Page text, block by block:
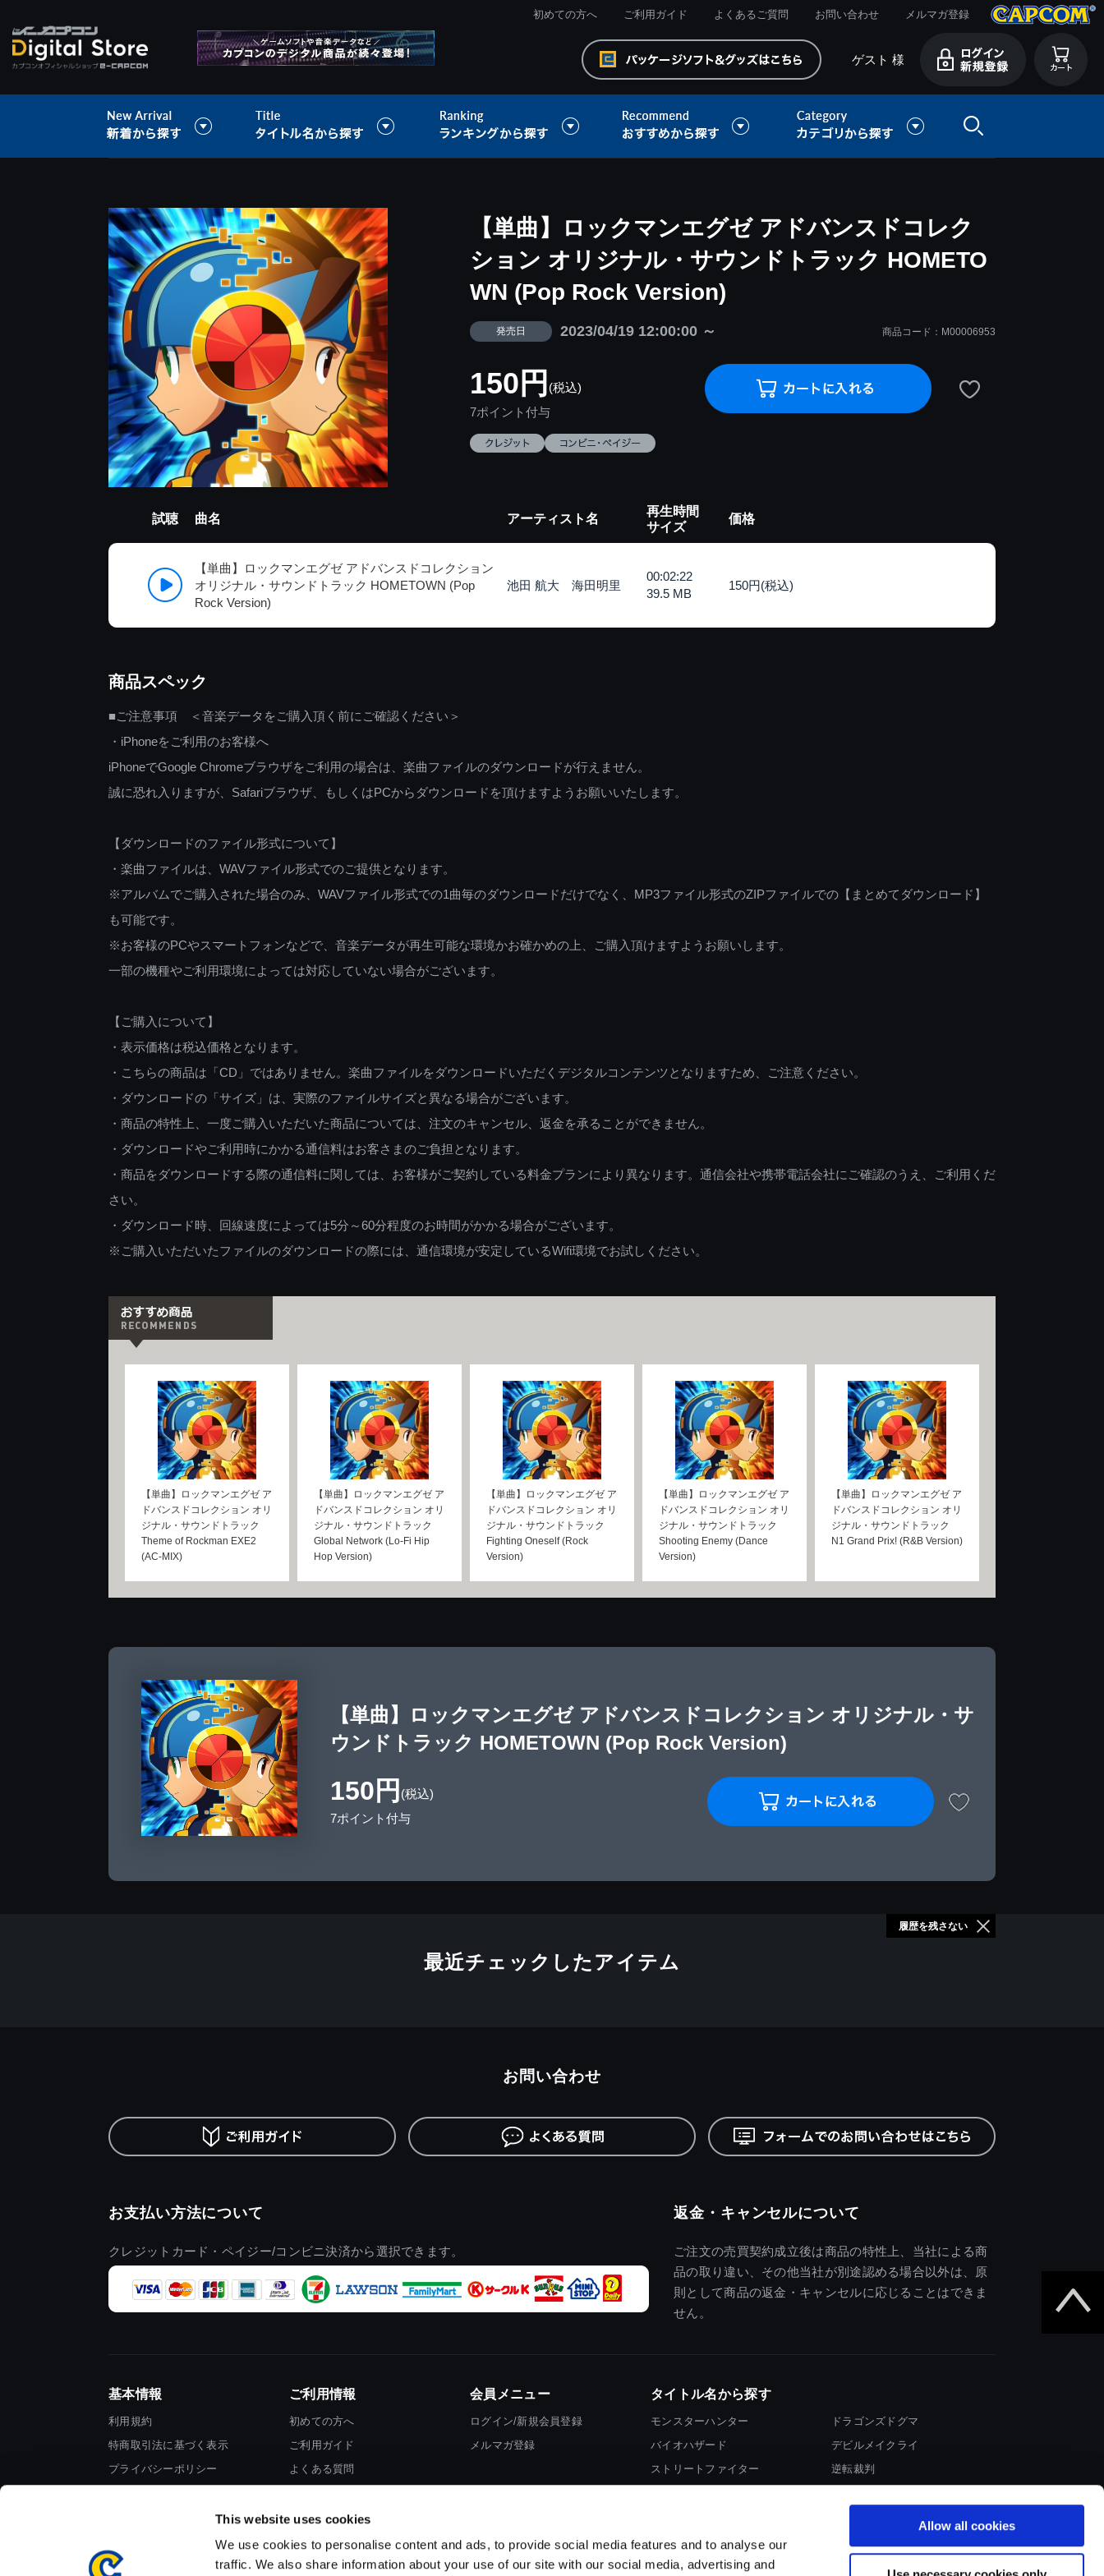
This website uses cookies
We use cookies to personalise content and ads, to provide social media features and to analyse our
traffic. We also share information about your use of our site with our social media, advertising and
Allow all cookies
初めての方へ ご利用ガイド よくあるご質問 お問い合わせ メルマガ登録
ゲスト 様
> 音楽データ
【単曲】ロックマンエグゼ アドバンスドコレク
ション オリジナル・サウンドトラック HOMETO
WN (Pop Rock Version)
発売日 2023/04/19 12:00:00 ～ 商品コード：M00006953
150円 (税込)
7ポイント付与
試聴 曲名 アーティスト名
再生時間
サイズ
価格
【単曲】ロックマンエグゼ アドバンスドコレクション
オリジナル・サウンドトラック HOMETOWN (Pop
Rock Version)
池田 航大 海田明里
00:02:22
39.5 MB
150円(税込)
商品スペック
■ご注意事項 ＜音楽データをご購入頂く前にご確認ください＞
・iPhoneをご利用のお客様へ
iPhoneでGoogle Chromeブラウザをご利用の場合は、楽曲ファイルのダウンロードが行えません。
誠に恐れ入りますが、Safariブラウザ、もしくはPCからダウンロードを頂けますようお願いいたします。
【ダウンロードのファイル形式について】
・楽曲ファイルは、WAVファイル形式でのご提供となります。
※アルバムでご購入された場合のみ、WAVファイル形式での1曲毎のダウンロードだけでなく、MP3ファイル形式のZIPファイルでの【まとめてダウンロード】
も可能です。
※お客様のPCやスマートフォンなどで、音楽データが再生可能な環境かお確かめの上、ご購入頂けますようお願いします。
一部の機種やご利用環境によっては対応していない場合がございます。
【ご購入について】
・表示価格は税込価格となります。
・こちらの商品は「CD」ではありません。楽曲ファイルをダウンロードいただくデジタルコンテンツとなりますため、ご注意ください。
・ダウンロードの「サイズ」は、実際のファイルサイズと異なる場合がございます。
・商品の特性上、一度ご購入いただいた商品については、注文のキャンセル、返金を承ることができません。
・ダウンロードやご利用時にかかる通信料はお客さまのご負担となります。
・商品をダウンロードする際の通信料に関しては、お客様がご契約している料金プランにより異なります。通信会社や携帯電話会社にご確認のうえ、ご利用くだ
さい。
・ダウンロード時、回線速度によっては5分～60分程度のお時間がかかる場合がございます。
※ご購入いただいたファイルのダウンロードの際には、通信環境が安定しているWifi環境でお試しください。
【単曲】ロックマンエグゼ ア
ドバンスドコレクション オリ
ジナル・サウンドトラック
Theme of Rockman EXE2
(AC-MIX)
【単曲】ロックマンエグゼ ア
ドバンスドコレクション オリ
ジナル・サウンドトラック
Global Network (Lo-Fi Hip
Hop Version)
【単曲】ロックマンエグゼ ア
ドバンスドコレクション オリ
ジナル・サウンドトラック
Fighting Oneself (Rock
Version)
【単曲】ロックマンエグゼ ア
ドバンスドコレクション オリ
ジナル・サウンドトラック
Shooting Enemy (Dance
Version)
【単曲】ロックマンエグゼ ア
ドバンスドコレクション オリ
ジナル・サウンドトラック
N1 Grand Prix! (R&B Version)
【単曲】ロックマンエグゼ アドバンスドコレクション オリジナル・サ
ウンドトラック HOMETOWN (Pop Rock Version)
150円 (税込)
7ポイント付与
最近チェックしたアイテム
履歴を残さない
お支払い方法について
クレジットカード・ペイジー/コンビニ決済から選択できます。
返金・キャンセルについて
ご注文の売買契約成立後は商品の特性上、当社による商
品の取り違い、その他当社が別途認める場合以外は、原
則として商品の返金・キャンセルに応じることはできま
せん。
お問い合わせ
基本情報
利用規約
特商取引法に基づく表示
プライバシーポリシー
ご利用情報
初めての方へ
ご利用ガイド
よくある質問
会員メニュー
ログイン/新規会員登録
メルマガ登録
タイトル名から探す
モンスターハンター
バイオハザード
ストリートファイター
ドラゴンズドグマ
デビルメイクライ
逆転裁判